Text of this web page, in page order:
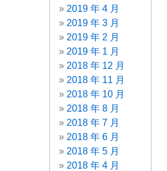
2019 年 4 月
2019 年 3 月
2019 年 2 月
2019 年 1 月
2018 年 12 月
2018 年 11 月
2018 年 10 月
2018 年 8 月
2018 年 7 月
2018 年 6 月
2018 年 5 月
2018 年 4 月